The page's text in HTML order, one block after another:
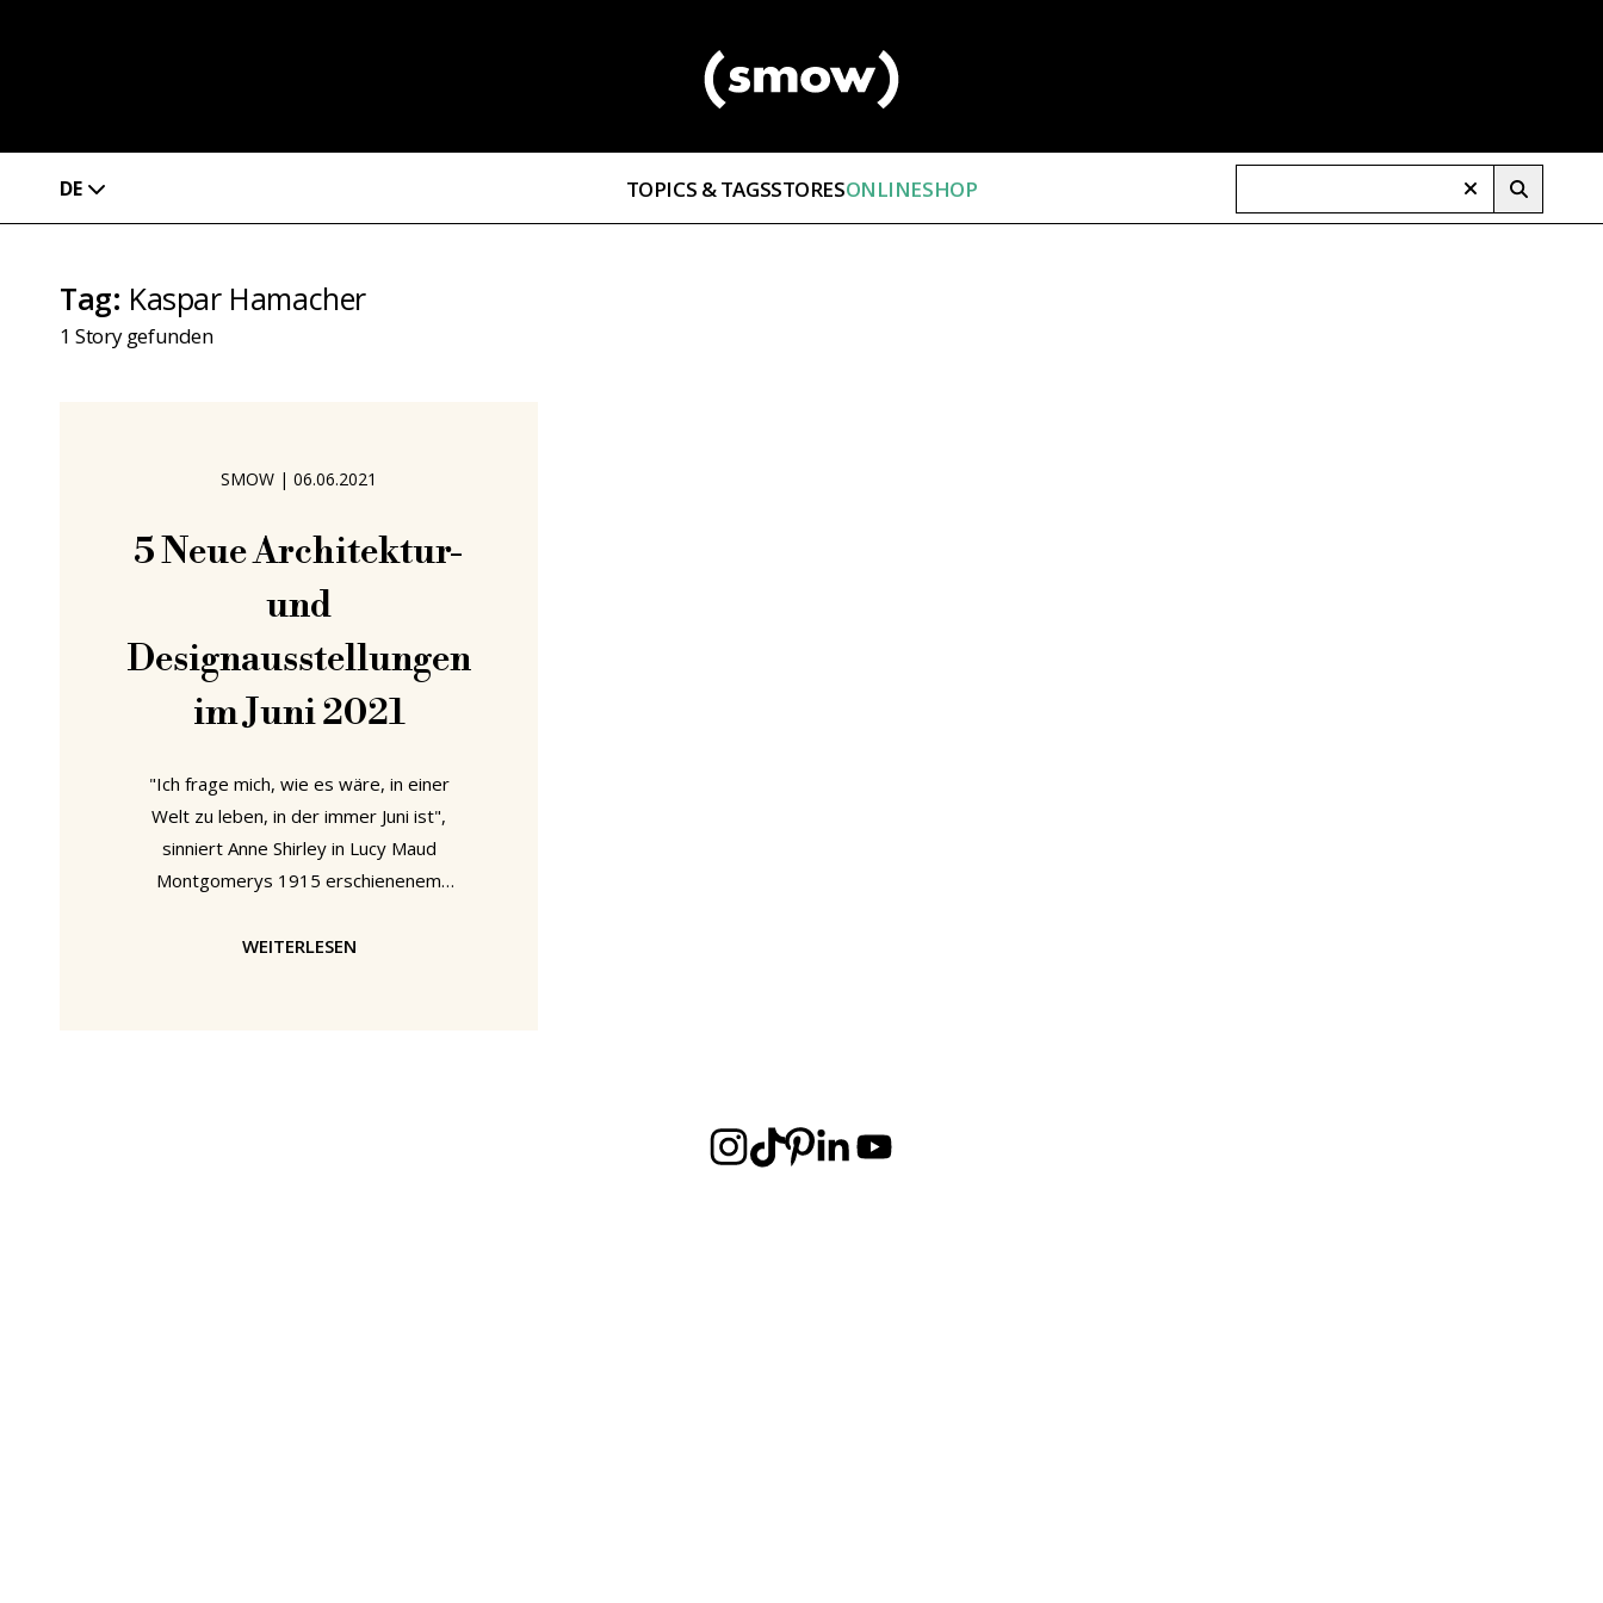
DE TOPICS & TAGSSTORESONLINESHOP
Tag: Kaspar Hamacher
1 Story gefunden
SMOW | 06.06.2021
5 Neue Architektur-
und
Designausstellungen
im Juni 2021
"Ich frage mich, wie es wäre, in einer
Welt zu leben, in der immer Juni ist",
sinniert Anne Shirley in Lucy Maud
Montgomerys 1915 erschienenem
es bald satthaben", antwortet ihre
WEITERLESEN